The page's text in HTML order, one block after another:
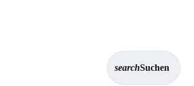
searchSuchen